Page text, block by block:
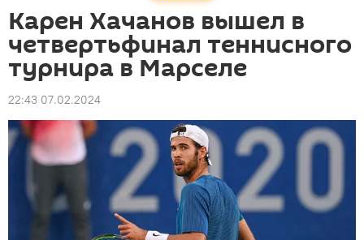
Карен Хачанов вышел в
четвертьфинал теннисного
турнира в Марселе
22:43 07.02.2024